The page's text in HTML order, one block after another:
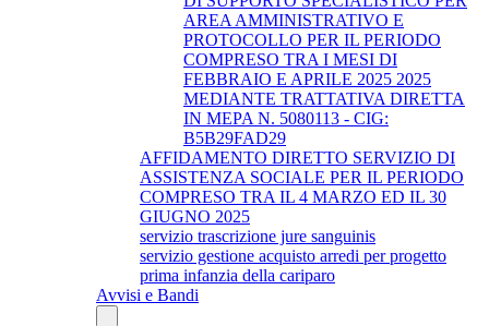
AREA AMMINISTRATIVO E
PROTOCOLLO PER IL PERIODO
COMPRESO TRA I MESI DI
FEBBRAIO E APRILE 2025 2025
MEDIANTE TRATTATIVA DIRETTA
IN MEPA N. 5080113 - CIG:
B5B29FAD29
AFFIDAMENTO DIRETTO SERVIZIO DI
ASSISTENZA SOCIALE PER IL PERIODO
COMPRESO TRA IL 4 MARZO ED IL 30
GIUGNO 2025
servizio trascrizione jure sanguinis
servizio gestione acquisto arredi per progetto
prima infanzia della cariparo
Avvisi e Bandi